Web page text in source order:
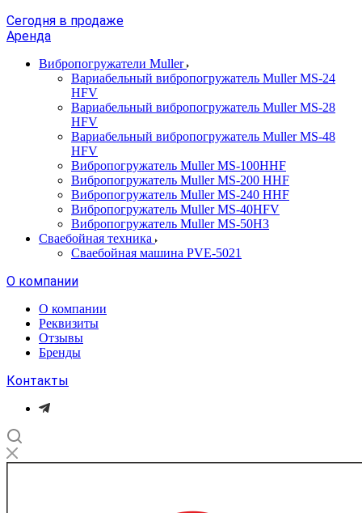
Сегодня в продаже
Аренда
Вибропогружатели Muller
Вариабельный вибропогружатель Muller MS-24
HFV
Вариабельный вибропогружатель Muller MS-28
HFV
Вариабельный вибропогружатель Muller MS-48
HFV
Вибропогружатель Muller MS-100HHF
Вибропогружатель Muller MS-200 HHF
Вибропогружатель Muller MS-240 HHF
Вибропогружатель Muller MS-40HFV
Вибропогружатель Muller MS-50H3
Сваебойная техника
Сваебойная машина PVE-5021
О компании
О компании
Реквизиты
Отзывы
Бренды
Контакты